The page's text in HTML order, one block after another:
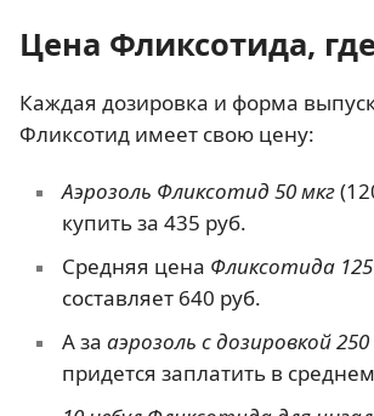
Цена Фликсотида,
Каждая дозировка и форма
Фликсотид имеет свою цену:
Аэрозоль Фликсотид 50 мкг
купить за 435 руб.
Средняя цена Фликсотида
составляет 640 руб.
А за аэрозоль с дозировкой 250
придется заплатить в